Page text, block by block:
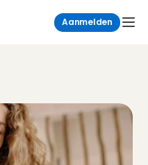
Aanmelden